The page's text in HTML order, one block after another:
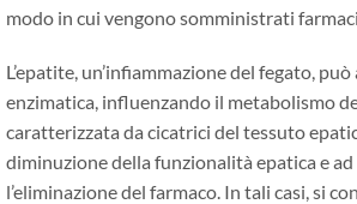
modo in cui vengono somministrati
L’epatite, un’infiammazione del fegato,
enzimatica, influenzando il metabolismo
caratterizzata da cicatrici del tessuto
diminuzione della funzionalità epatica e
l’eliminazione del farmaco. In tali casi, si